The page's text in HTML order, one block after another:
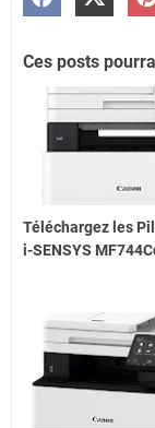
Ces posts
Téléchargez les
i-SENSYS